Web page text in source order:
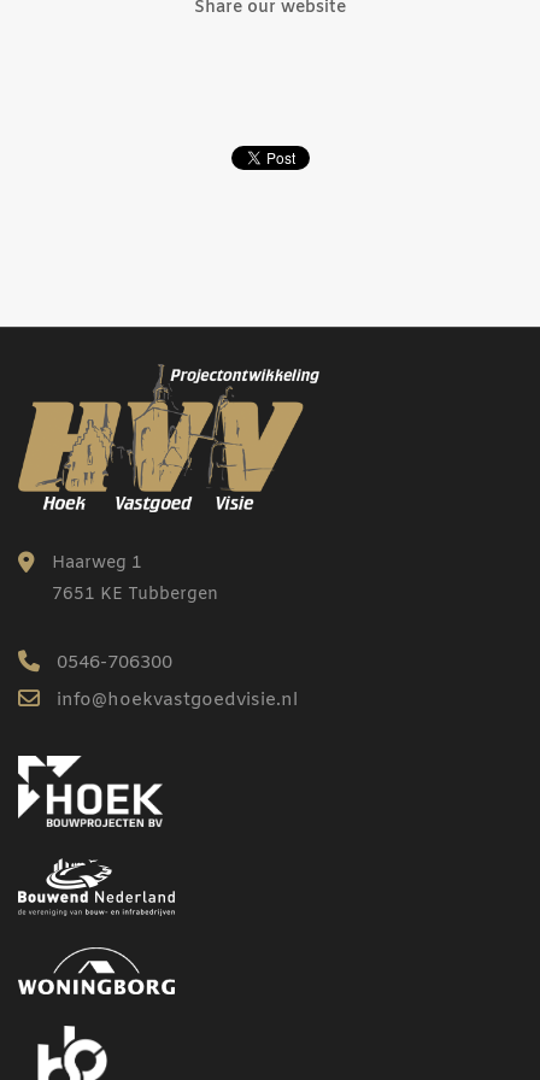
Share our website
Haarweg 1
7651 KE Tubbergen
0546-706300
info@hoekvastgoedvisie.nl